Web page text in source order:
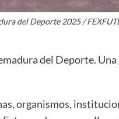
del Deporte 2025 /
del Deporte.
organismos,